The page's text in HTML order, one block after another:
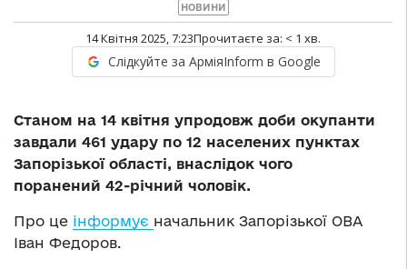
НОВИНИ
14 Квітня 2025, 7:23Прочитаєте за: < 1 хв.
Слідкуйте за АрміяInform в Google
Станом на 14 квітня упродовж доби окупанти
завдали 461 удару по 12 населених пунктах
Запорізької області, внаслідок чого
поранений 42-річний чоловік.
Про це інформує начальник Запорізької ОВА
Іван Федоров.